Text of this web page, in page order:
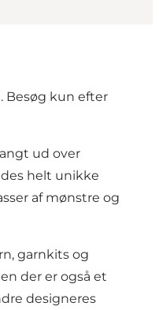
Besøg kun efter
ud over
helt unikke
af mønstre og
garnkits og
der er også et
designeres